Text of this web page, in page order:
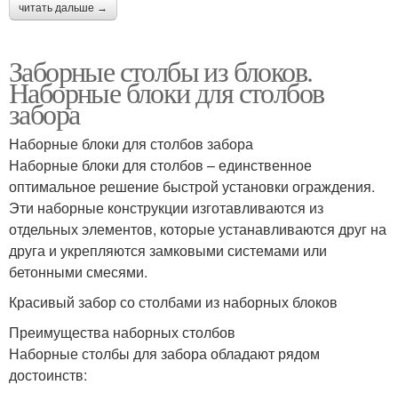
читать дальше →
Заборные столбы из блоков.
Наборные блоки для столбов
забора
Наборные блоки для столбов забора
Наборные блоки для столбов – единственное
оптимальное решение быстрой установки ограждения.
Эти наборные конструкции изготавливаются из
отдельных элементов, которые устанавливаются друг на
друга и укрепляются замковыми системами или
бетонными смесями.
Красивый забор со столбами из наборных блоков
Преимущества наборных столбов
Наборные столбы для забора обладают рядом
достоинств: